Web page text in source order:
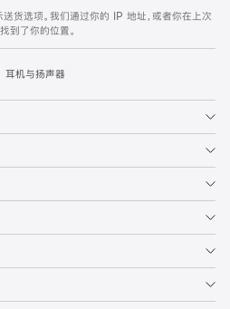
货选项。我们通过你的 IP 地址，或者你在上次
到了你的位置。
耳机与扬声器